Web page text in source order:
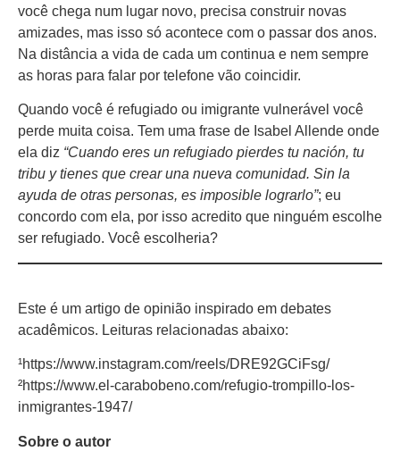
você chega num lugar novo, precisa construir novas
amizades, mas isso só acontece com o passar dos anos.
Na distância a vida de cada um continua e nem sempre
as horas para falar por telefone vão coincidir.
Quando você é refugiado ou imigrante vulnerável você
perde muita coisa. Tem uma frase de Isabel Allende onde
ela diz “Cuando eres un refugiado pierdes tu nación, tu
tribu y tienes que crear una nueva comunidad. Sin la
ayuda de otras personas, es imposible lograrlo”; eu
concordo com ela, por isso acredito que ninguém escolhe
ser refugiado. Você escolheria?
Este é um artigo de opinião inspirado em debates
acadêmicos. Leituras relacionadas abaixo:
¹https://www.instagram.com/reels/DRE92GCiFsg/
²https://www.el-carabobeno.com/refugio-trompillo-los-
inmigrantes-1947/
Sobre o autor